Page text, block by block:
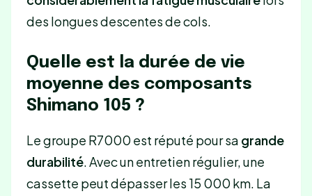
des longues descentes de cols.
Quelle est la durée de vie
moyenne des composants
Shimano 105 ?
Le groupe R7000 est réputé pour sa grande
durabilité. Avec un entretien régulier, une
cassette peut dépasser les 15 000 km. La